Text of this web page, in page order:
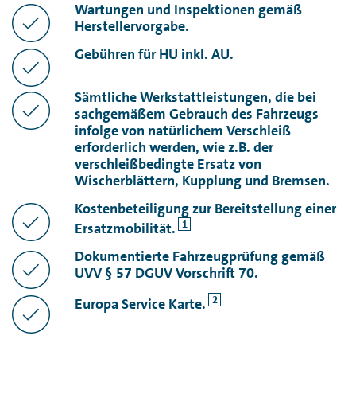
Wartungen und Inspektionen gemäß
Herstellervorgabe.
Gebühren für HU inkl. AU.
Sämtliche Werkstattleistungen, die bei
sachgemäßem Gebrauch des Fahrzeugs
infolge von natürlichem Verschleiß
erforderlich werden, wie z.B. der
verschleißbedingte Ersatz von
Wischerblättern, Kupplung und Bremsen.
Kostenbeteiligung zur Bereitstellung einer
Ersatzmobilität. 1
Dokumentierte Fahrzeugprüfung gemäß
UVV § 57 DGUV Vorschrift 70.
Europa Service Karte. 2